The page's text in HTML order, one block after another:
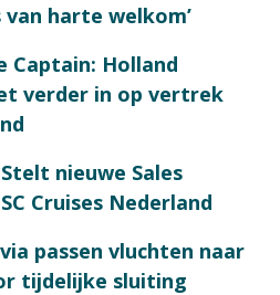
harte welkom’
Captain: Holland
verder in op vertrek
nieuwe Sales
Cruises Nederland
passen vluchten naar
tijdelijke sluiting